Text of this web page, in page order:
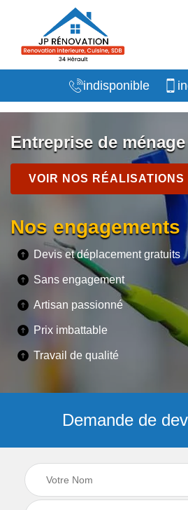
indisponible
Entreprise de
VOIR NOS RÉALISATIONS
Nos engagements
Devis et déplacement gratuits
Sans engagement
Artisan passionné
Prix imbattable
Travail de qualité
Demande de